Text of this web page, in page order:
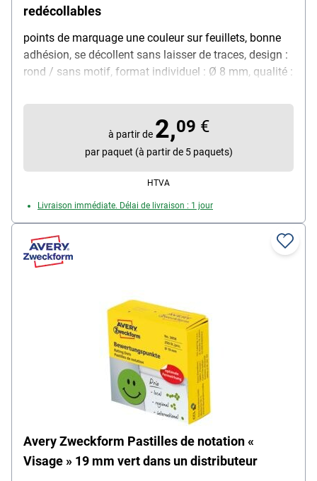
redécollables
points de marquage une couleur sur feuillets, bonne
adhésion, se décollent sans laisser de traces, design :
rond / sans motif, format individuel : Ø 8 mm, qualité :
livraison : 4 feuillets avec 416 points de marquage au
à partir de 2,09 €
par paquet (à partir de 5 paquets)
HTVA
Livraison immédiate. Délai de livraison : 1 jour
Avery Zweckform Pastilles de notation «
Visage » 19 mm vert dans un distributeur